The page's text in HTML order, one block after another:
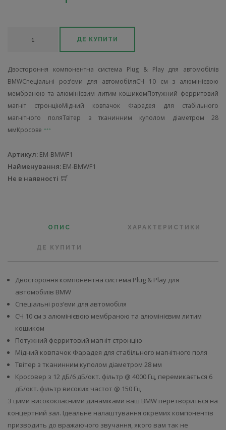
ДЕ КУПИТИ
Двостороння компонентна система Plug & Play для автомобілів
BMWСпеціальні роз’єми для автомобіляСЧ 10 см з алюмінієвою
мембраною та алюмінієвим литим кошикомПотужний ферритовий
магніт стронціюМідний ковпачок Фарадея для стабільного
магнітного поляТвітер з тканинним куполом діаметром 28
ммКросове
Артикул: EM-BMWF1
Найменування: EM-BMWF1
Не в наявності
ОПИС ХАРАКТЕРИСТИКИ
ДЕ КУПИТИ
Двостороння компонентна система Plug & Play для
автомобілів BMW
Спеціальні роз’єми для автомобіля
СЧ 10 см з алюмінієвою мембраною та алюмінієвим литим
кошиком
Потужний ферритовий магніт стронцію
Мідний ковпачок Фарадея для стабільного магнітного поля
Твітер з тканинним куполом діаметром 28 мм
Кросовер з 12 дБ/6 дБ/окт. фільтр @ 4000 Гц, перемикається 6
дБ/окт. фільтр високих частот @ 150 Гц
З цими висококласними динаміками ваш BMW перетвориться на
концертний зал. Ідеальне налаштування окремих компонентів
призводить до вражаючого звучання, якого вам так не